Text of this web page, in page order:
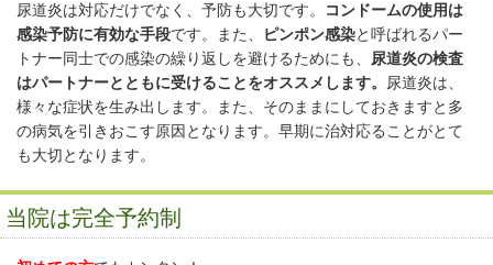
尿道炎は対応だけでなく、予防も大切です。
コンドームの使用は
感染予防に有効な手段です。また、 ピンポン感染と呼ばれるパー
トナー同士での感染の繰り返しを避けるためにも、
尿道炎の検査
はパートナーとともに受けることをオススメします。
尿道炎は、
様々な症状を生み出します。また、そのままにしておきますと多
の病気を引きおこす原因となります。早期に治対応ることがとて
も大切となります。
当院は完全予約制